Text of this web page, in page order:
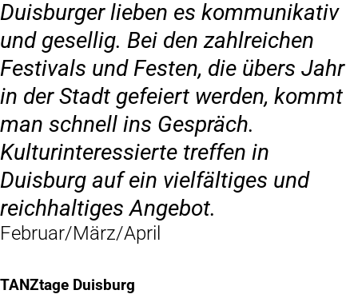
Duisburger lieben es kommunikativ
und gesellig. Bei den zahlreichen
Festivals und Festen, die übers Jahr
in der Stadt gefeiert werden, kommt
man schnell ins Gespräch.
Kulturinteressierte treffen in
Duisburg auf ein vielfältiges und
reichhaltiges Angebot.
Februar/März/April
TANZtage Duisburg